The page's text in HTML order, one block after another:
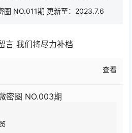
圈 NO.011期 更新至：2023.7.6
言 我们将尽力补档
查看
密圈 NO.003期